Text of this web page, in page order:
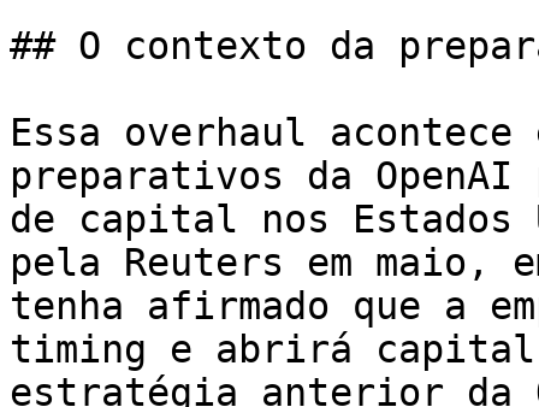
## O contexto da
Essa overhaul
preparativos da
de capital nos Estados
pela Reuters em maio,
tenha afirmado que a
timing e abrirá
estratégia anterior da